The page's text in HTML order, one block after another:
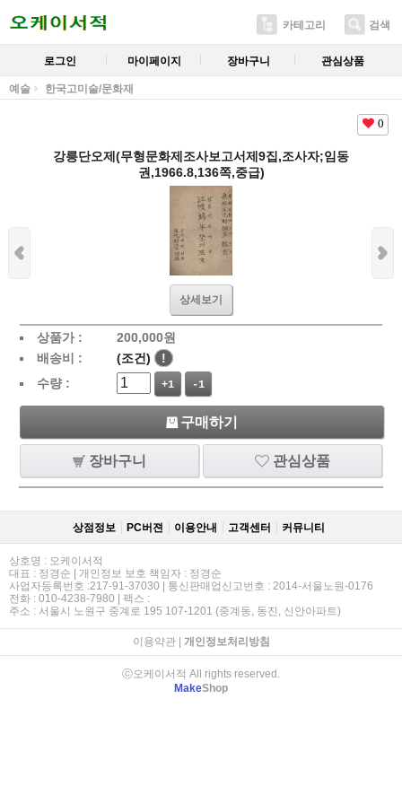
카테고리 검색
로그인 마이페이지 장바구니 관심상품
예술 한국고미술/문화재
0
강릉단오제(무형문화제조사보고서제9집,조사자;임동
권,1966.8,136쪽,중급)
상세보기
상품가 : 200,000원
배송비 :
(조건)
!
수량 :
+1 -1
구매하기
장바구니 관심상품
상점정보 PC버젼 이용안내 고객센터 커뮤니티
상호명 : 오케이서적
대표 : 정경순 | 개인정보 보호 책임자 : 정경순
사업자등록번호 :217-91-37030 | 통신판매업신고번호 : 2014-서울노원-0176
전화 : 010-4238-7980 | 팩스 :
주소 : 서울시 노원구 중계로 195 107-1201 (중계동, 동진, 신안아파트)
이용약관| 개인정보처리방침
ⓒ오케이서적 All rights reserved.
MakeShop